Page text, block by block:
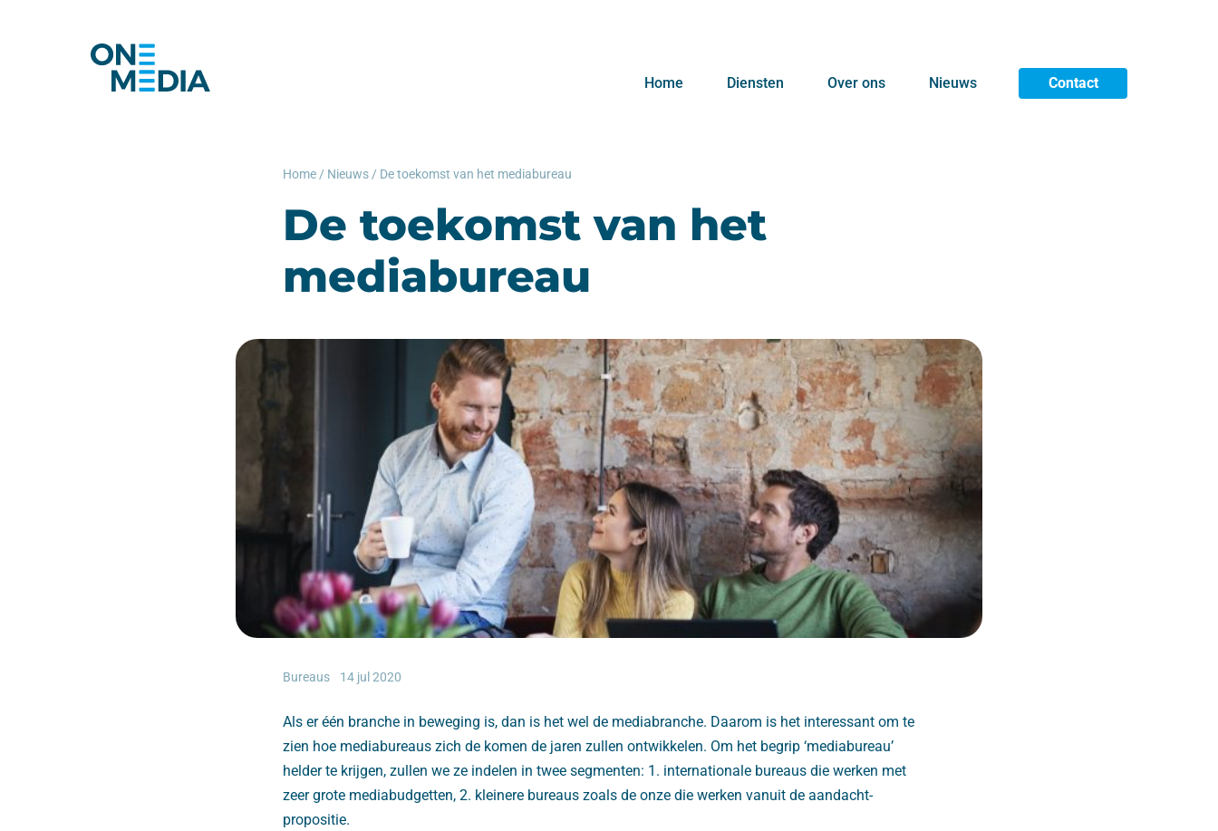
Home Diensten Over ons Nieuws Contact
Home / Nieuws / De toekomst van het mediabureau
De toekomst van het
mediabureau
Bureaus 14 jul 2020
Als er één branche in beweging is, dan is het wel de mediabranche. Daarom is het interessant om te
zien hoe mediabureaus zich de komen de jaren zullen ontwikkelen. Om het begrip ‘mediabureau’
helder te krijgen, zullen we ze indelen in twee segmenten: 1. internationale bureaus die werken met
zeer grote mediabudgetten, 2. kleinere bureaus zoals de onze die werken vanuit de aandacht-
propositie.